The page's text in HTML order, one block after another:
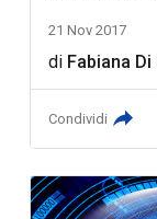
21 Nov 2017
di Fabiana
Condividi